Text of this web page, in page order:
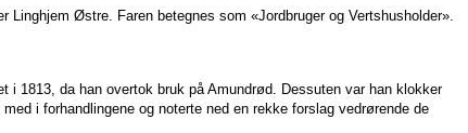
Østre. Faren betegnes som «Jordbruger og Vertshusholder».
1813, da han overtok bruk på Amundrød. Dessuten var han klokker
i forhandlingene og noterte ned en rekke forslag vedrørende de